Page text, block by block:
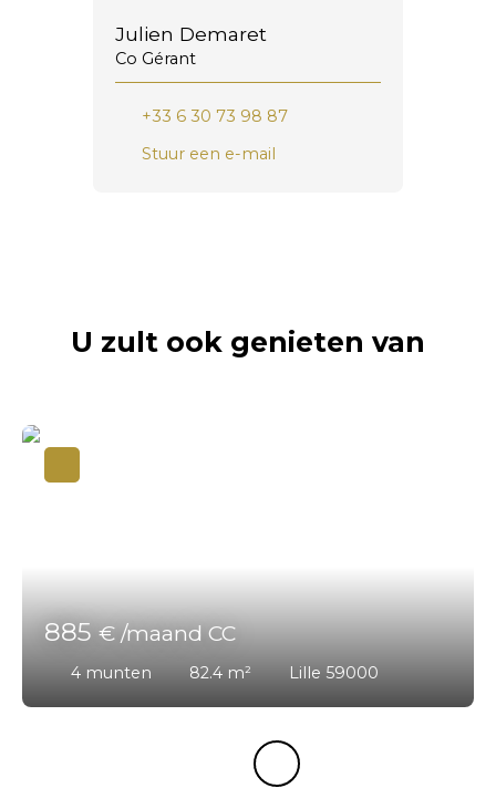
Julien Demaret
Co Gérant
+33 6 30 73 98 87
Stuur een e-mail
U zult ook genieten van
885€ /maand CC
4 munten 82.4 m² Lille 59000